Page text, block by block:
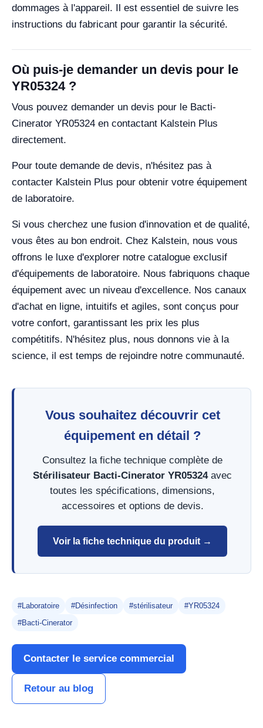
dommages à l'appareil. Il est essentiel de suivre les
instructions du fabricant pour garantir la sécurité.
Où puis-je demander un devis pour le
YR05324 ?
Vous pouvez demander un devis pour le Bacti-
Cinerator YR05324 en contactant Kalstein Plus
directement.
Pour toute demande de devis, n'hésitez pas à
contacter Kalstein Plus pour obtenir votre équipement
de laboratoire.
Si vous cherchez une fusion d'innovation et de qualité,
vous êtes au bon endroit. Chez Kalstein, nous vous
offrons le luxe d'explorer notre catalogue exclusif
d'équipements de laboratoire. Nous fabriquons chaque
équipement avec un niveau d'excellence. Nos canaux
d'achat en ligne, intuitifs et agiles, sont conçus pour
votre confort, garantissant les prix les plus
compétitifs. N'hésitez plus, nous donnons vie à la
science, il est temps de rejoindre notre communauté.
Vous souhaitez découvrir cet
équipement en détail ?
Consultez la fiche technique complète de
Stérilisateur Bacti-Cinerator YR05324avec
toutes les spécifications, dimensions,
accessoires et options de devis.
Voir la fiche technique du produit →
#Laboratoire #Désinfection #stérilisateur
#YR05324
#Bacti-Cinerator
Contacter le service commercial
Retour au blog